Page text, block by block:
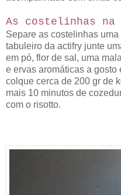
As costelinhas
Separe as costelinhas
tabuleiro da actifry junte
em pó, flor de sal, uma
e ervas aromáticas a
colque cerca de 200 gr de
mais 10 minutos de
com o risotto.